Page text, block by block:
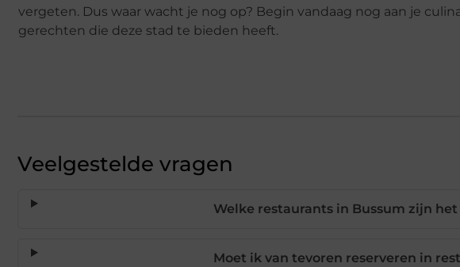
vergeten. Dus waar wacht je nog op? Begin vandaag nog aan je
gerechten die deze stad te bieden heeft.
Veelgestelde vragen
Welke restaurants in Bussum zijn
Moet ik van tevoren reserveren in